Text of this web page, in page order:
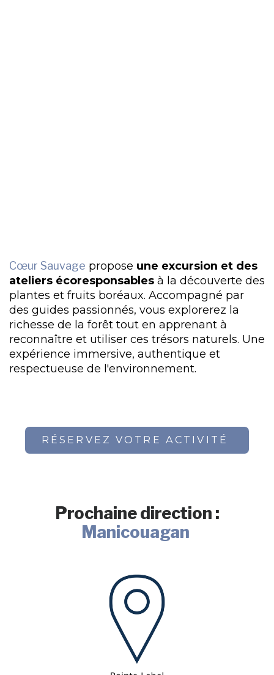
Cœur Sauvage propose une excursion et des
ateliers écoresponsables à la découverte des
plantes et fruits boréaux. Accompagné par
des guides passionnés, vous explorerez la
richesse de la forêt tout en apprenant à
reconnaître et utiliser ces trésors naturels. Une
expérience immersive, authentique et
respectueuse de l'environnement.
RÉSERVEZ VOTRE ACTIVITÉ
Prochaine direction :
Manicouagan